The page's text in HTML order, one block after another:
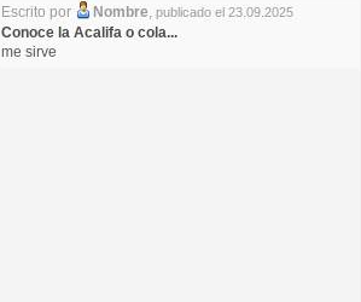
Escrito por
Nombre, publicado el 23.09.2025
Conoce la Acalifa o cola...
me sirve